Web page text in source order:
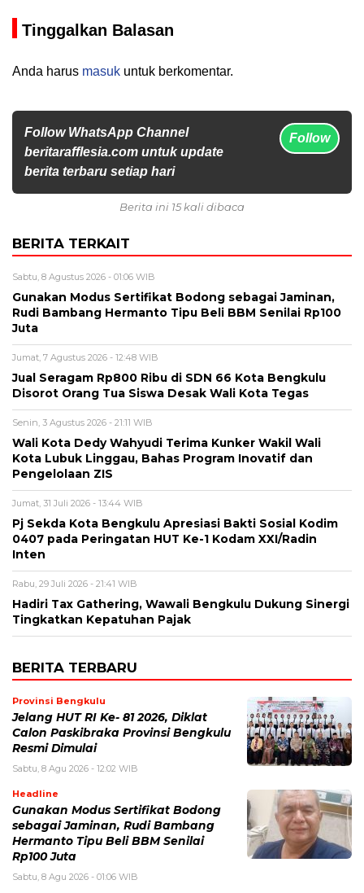
Tinggalkan Balasan
Anda harus masuk untuk berkomentar.
Follow WhatsApp Channel
beritarafflesia.com untuk update
berita terbaru setiap hari
Follow
Berita ini 15 kali dibaca
BERITA TERKAIT
Sabtu, 8 Agustus 2026 - 01:06 WIB
Gunakan Modus Sertifikat Bodong sebagai Jaminan,
Rudi Bambang Hermanto Tipu Beli BBM Senilai Rp100
Juta
Jumat, 7 Agustus 2026 - 12:48 WIB
Jual Seragam Rp800 Ribu di SDN 66 Kota Bengkulu
Disorot Orang Tua Siswa Desak Wali Kota Tegas
Senin, 3 Agustus 2026 - 21:11 WIB
Wali Kota Dedy Wahyudi Terima Kunker Wakil Wali
Kota Lubuk Linggau, Bahas Program Inovatif dan
Pengelolaan ZIS
Jumat, 31 Juli 2026 - 13:44 WIB
Pj Sekda Kota Bengkulu Apresiasi Bakti Sosial Kodim
0407 pada Peringatan HUT Ke-1 Kodam XXI/Radin
Inten
Rabu, 29 Juli 2026 - 21:41 WIB
Hadiri Tax Gathering, Wawali Bengkulu Dukung Sinergi
Tingkatkan Kepatuhan Pajak
BERITA TERBARU
Provinsi Bengkulu
Jelang HUT RI Ke- 81 2026, Diklat
Calon Paskibraka Provinsi Bengkulu
Resmi Dimulai
Sabtu, 8 Agu 2026 - 12:02 WIB
Headline
Gunakan Modus Sertifikat Bodong
sebagai Jaminan, Rudi Bambang
Hermanto Tipu Beli BBM Senilai
Rp100 Juta
Sabtu, 8 Agu 2026 - 01:06 WIB